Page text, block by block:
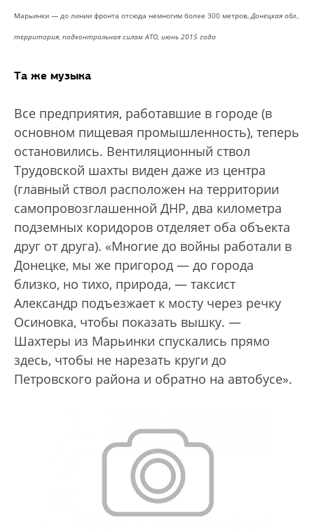
Марьинки — до линии фронта отсюда немногим более 300 метров,Донецкая обл.,
территория, подконтрольная силам АТО, июнь 2015 года
Та же музыка
Все предприятия, работавшие в городе (в
основном пищевая промышленность), теперь
остановились. Вентиляционный ствол
Трудовской шахты виден даже из центра
(главный ствол расположен на территории
самопровозглашенной ДНР, два километра
подземных коридоров отделяет оба объекта
друг от друга). «Многие до войны работали в
Донецке, мы же пригород — до города
близко, но тихо, природа, — таксист
Александр подъезжает к мосту через речку
Осиновка, чтобы показать вышку. —
Шахтеры из Марьинки спускались прямо
здесь, чтобы не нарезать круги до
Петровского района и обратно на автобусе».